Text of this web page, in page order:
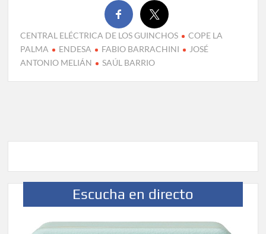
CENTRAL ELÉCTRICA DE LOS GUINCHOS
COPE LA
PALMA
ENDESA FABIO BARRACHINI
JOSÉ
ANTONIO MELIÁN
SAÚL BARRIO
Escucha en directo